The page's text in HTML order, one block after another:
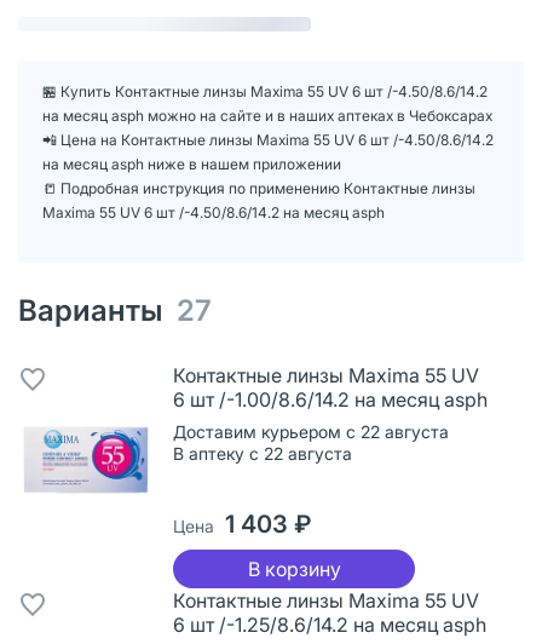
🏪 Купить Контактные линзы Maxima 55 UV 6 шт /-4.50/8.6/14.2
на месяц asph можно на сайте и в наших аптеках в Чебоксарах
📲 Цена на Контактные линзы Maxima 55 UV 6 шт /-4.50/8.6/14.2
на месяц asph ниже в нашем приложении
📒 Подробная инструкция по применению Контактные линзы
Maxima 55 UV 6 шт /-4.50/8.6/14.2 на месяц asph
Варианты 27
Контактные линзы Maxima 55 UV
6 шт /-1.00/8.6/14.2 на месяц asph
Доставим курьером с 22 августа
В аптеку с 22 августа
Цена 1 403 ₽
В корзину
Контактные линзы Maxima 55 UV
6 шт /-1.25/8.6/14.2 на месяц asph